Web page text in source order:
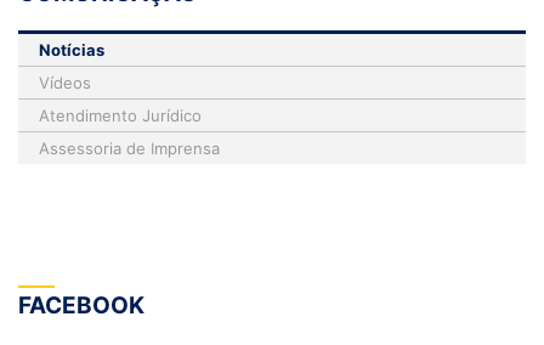
Notícias
Vídeos
Atendimento Jurídico
Assessoria de Imprensa
FACEBOOK